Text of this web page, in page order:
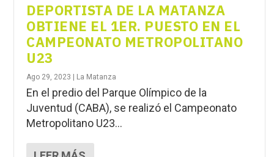
DEPORTISTA DE LA MATANZA
OBTIENE EL 1ER. PUESTO EN EL
CAMPEONATO METROPOLITANO
U23
Ago 29, 2023 La Matanza
En el predio del Parque Olímpico de la
Juventud (CABA), se realizó el Campeonato
Metropolitano U23...